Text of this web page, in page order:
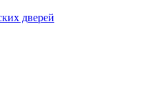
дверей